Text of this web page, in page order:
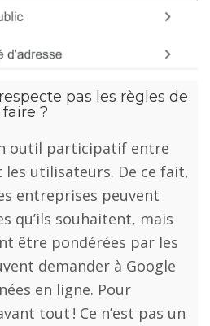
pas les règles de
?
outil participatif entre
utilisateurs. De ce fait,
entreprises peuvent
qu’ils souhaitent, mais
être pondérées par les
demander à Google
en ligne. Pour
tout ! Ce n’est pas un